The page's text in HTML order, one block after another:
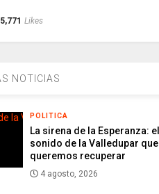
5,771 Likes
NOTICIAS
POLITICA
La sirena de la Esperanza: el
sonido de la Valledupar que
queremos recuperar
4 agosto, 2026